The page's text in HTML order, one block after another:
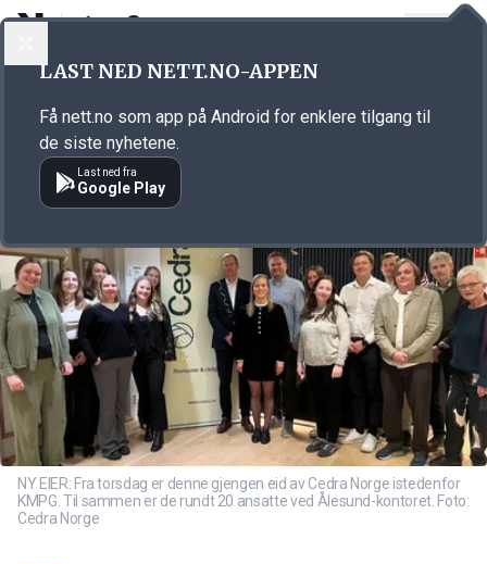
Annonsørinnhold
NY EIER: Fra torsdag er denne gjengen eid av Cedra Norge istedenfor
KMPG. Til sammen er de rundt 20 ansatte ved Ålesund-kontoret. Foto:
Cedra Norge
LAST NED NETT.NO-APPEN
Få nett.no som app på Android for enklere tilgang til
de siste nyhetene.
Last ned fra
Google Play